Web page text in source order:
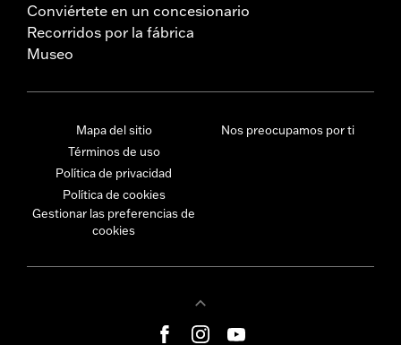
Conviértete en un concesionario
Recorridos por la fábrica
Museo
Mapa del sitio
Términos de uso
Política de privacidad
Política de cookies
Gestionar las preferencias de
cookies
Nos preocupamos por ti